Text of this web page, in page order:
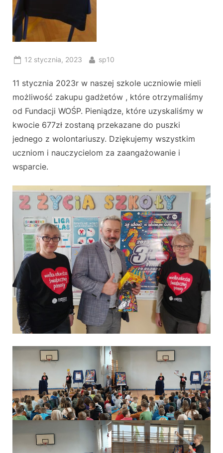
Posted
12 stycznia, 2023 By
sp10
11 stycznia 2023r w naszej szkole uczniowie mieli
możliwość zakupu gadżetów , które otrzymaliśmy
od Fundacji WOŚP. Pieniądze, które uzyskaliśmy w
kwocie 677zł zostaną przekazane do puszki
jednego z wolontariuszy. Dziękujemy wszystkim
uczniom i nauczycielom za zaangażowanie i
wsparcie.